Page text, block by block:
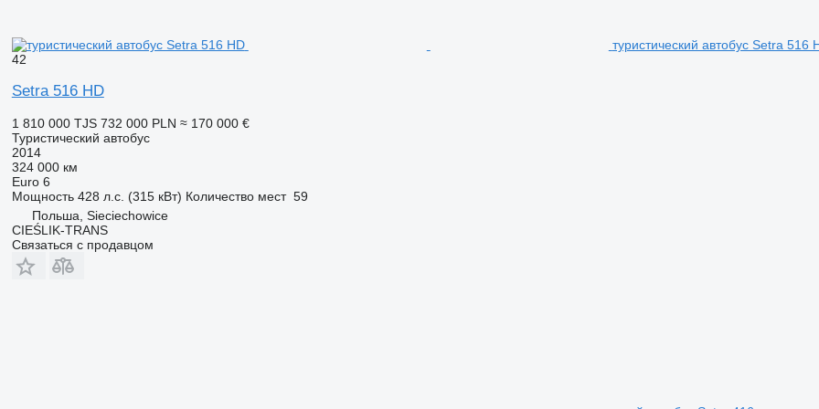
туристический автобус Setra 516
42
Setra 516 HD
1 810 000 TJS 732 000 PLN ≈ 170 000 €
Туристический автобус
2014
324 000 км
Euro 6
Мощность 428 л.с. (315 кВт) Количество мест 59
Польша, Sieciechowice
CIEŚLIK-TRANS
Связаться с продавцом